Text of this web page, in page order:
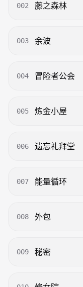
灵魂的补给。在高潮
- 宿命与僭越的博弈
在旅途中直面那些曾
002 藤之森林
003 余波
004 冒险者公会
005 炼金小屋
006 遗忘礼拜堂
007 能量循环
008 外包
009 秘密